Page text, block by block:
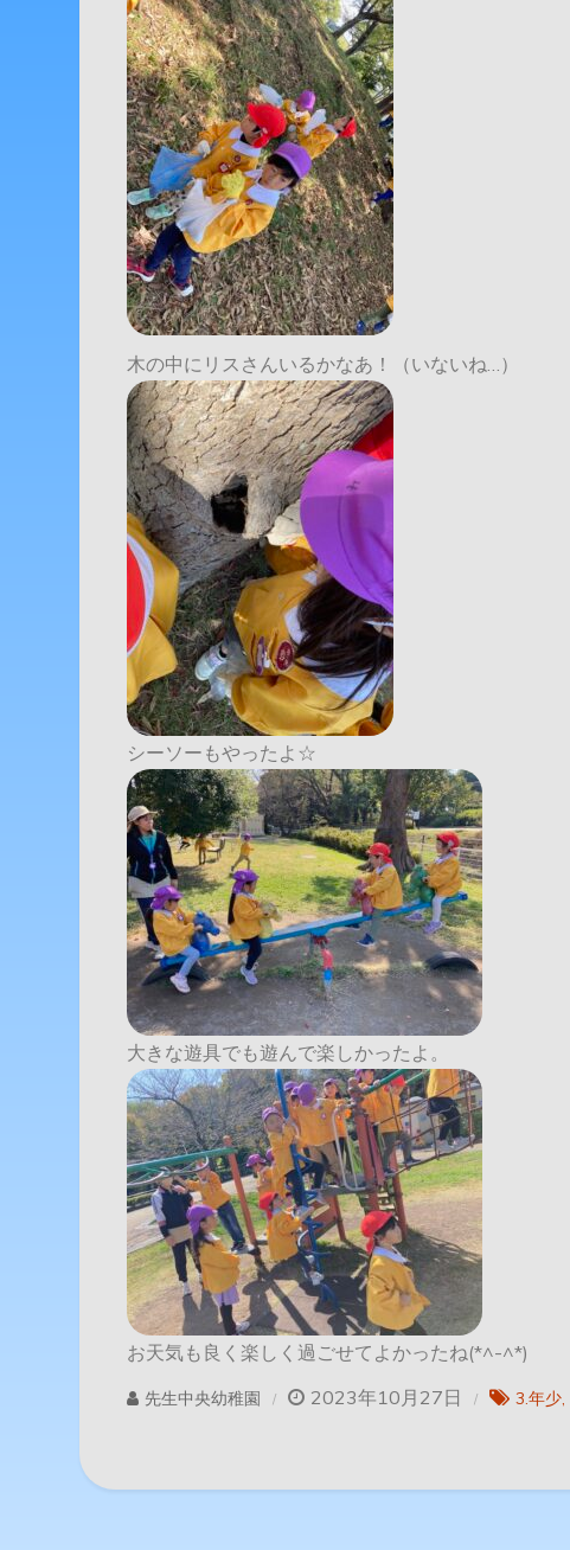
木の中にリスさんいるかなあ！（いないね…）
シーソーもやったよ☆
大きな遊具でも遊んで楽しかったよ。
お天気も良く楽しく過ごせてよかったね(*^-^*)
先生中央幼稚園 2023年10月27日 3.年少